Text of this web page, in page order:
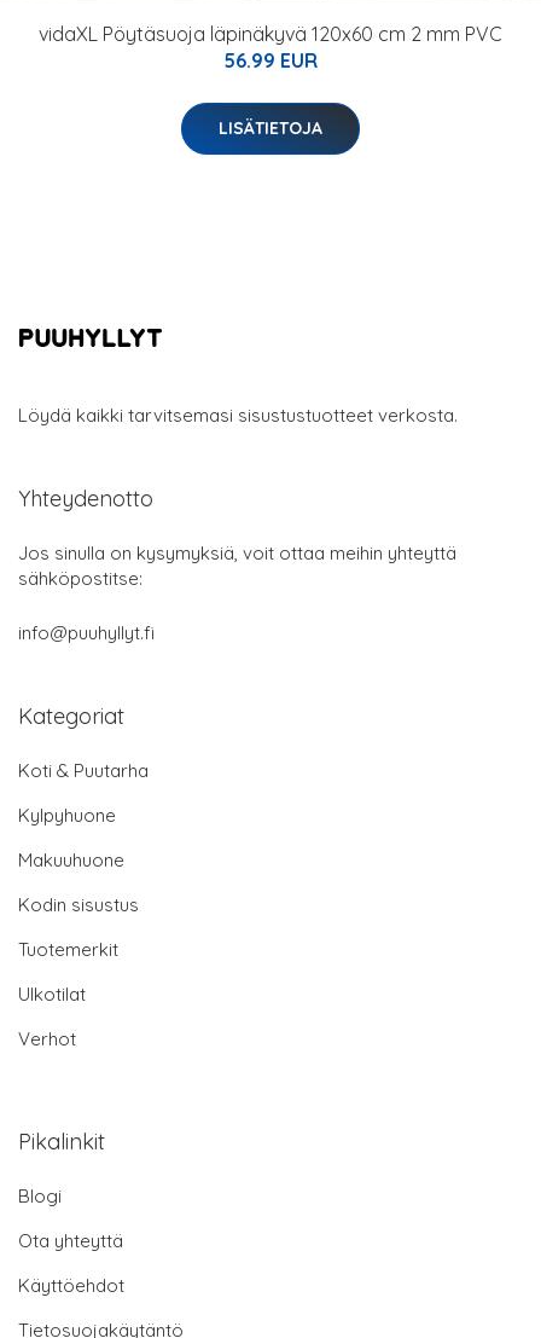
vidaXL Pöytäsuoja läpinäkyvä 120x60 cm 2 mm PVC
56.99 EUR
LISÄTIETOJA
Löydä kaikki tarvitsemasi sisustustuotteet verkosta.
Yhteydenotto
Jos sinulla on kysymyksiä, voit ottaa meihin yhteyttä
sähköpostitse:
info@puuhyllyt.fi
Kategoriat
Koti & Puutarha
Kylpyhuone
Makuuhuone
Kodin sisustus
Tuotemerkit
Ulkotilat
Verhot
Pikalinkit
Blogi
Ota yhteyttä
Käyttöehdot
Tietosuojakäytäntö